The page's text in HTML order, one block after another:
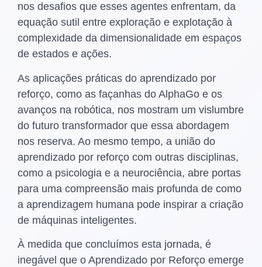
nos desafios que esses agentes enfrentam, da
equação sutil entre exploração e explotação à
complexidade da dimensionalidade em espaços
de estados e ações.
As aplicações práticas do aprendizado por
reforço, como as façanhas do AlphaGo e os
avanços na robótica, nos mostram um vislumbre
do futuro transformador que essa abordagem
nos reserva. Ao mesmo tempo, a união do
aprendizado por reforço com outras disciplinas,
como a psicologia e a neurociência, abre portas
para uma compreensão mais profunda de como
a aprendizagem humana pode inspirar a criação
de máquinas inteligentes.
À medida que concluímos esta jornada, é
inegável que o Aprendizado por Reforço emerge